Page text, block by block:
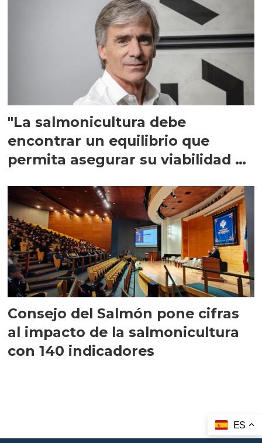
"La salmonicultura debe
encontrar un equilibrio que
permita asegurar su viabilidad de
Consejo del Salmón pone cifras
al impacto de la salmonicultura
con 140 indicadores
ES